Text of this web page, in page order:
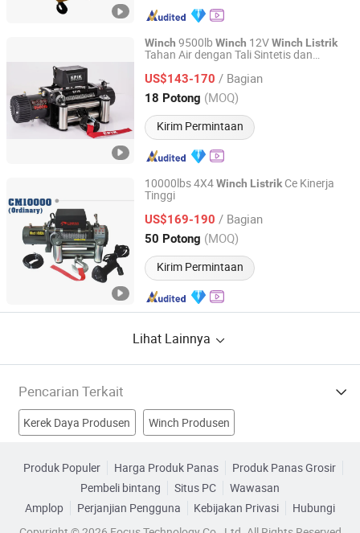
Winch 9500lb Winch 12VWinch Listrik
Tahan Air dengan Tali Sintetis dan
untuk Truk SUV Jeep Wrangle (Tali Hijau)
US$143-170 / Bagian
18 Potong (MOQ)
Kirim Permintaan
Ningbo Conqueror Industry Co., Ltd.
Zhejiang, China Harga mulai 2020
10000lbs 4X4Winch ListrikCe Kinerja
Tinggi
US$169-190 / Bagian
50 Potong (MOQ)
Kirim Permintaan
Ningbo Chima Winch Co., Ltd.
Zhejiang, China Harga mulai 2010
Lihat Lainnya
Pencarian Terkait
Kerek Daya Produsen Winch Produsen
Motor Winch Listrik Pabrik katrol listrik kecil Pabrik
Produk Populer Harga Produk Panas
Produk Panas Grosir
Pembeli bintang
Situs PC
Wawasan
Amplop
Perjanjian Pengguna Kebijakan Privasi
Hubungi